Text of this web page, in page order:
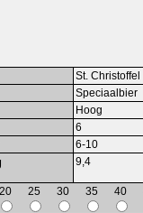
St. Christoffel
Speciaalbier
Hoog
6
6-10
9,4
20 25 30 35 40